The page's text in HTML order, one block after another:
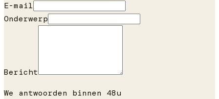
E-mail
Onderwerp
Bericht
We antwoorden binnen 48u